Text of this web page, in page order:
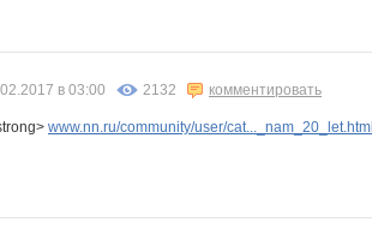
в 03:00 2132 комментировать
www.nn.ru/community/user/cat..._nam_20_let.html